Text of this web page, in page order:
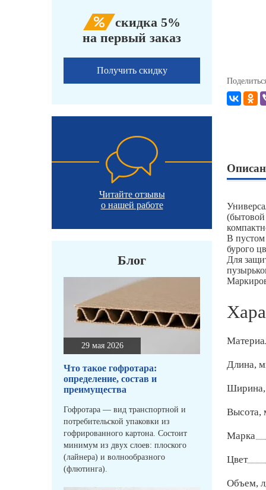
скидка 5%
на первый заказ
Получить скидку
Читайте отзывы
о нашей работе
Блог
29 мая 2026
Что такое гофротара:
определение, состав и
преимущества
Гофротара — вид транспортной и
потребительской упаковки из
гофрированного картона. Состоит
минимум из двух слоев: плоского
(лайнера) и волнообразного
(флютинга).
В пустом
бурого
Для
Длина,
Высота,
Марка
Цвет
Объем, л